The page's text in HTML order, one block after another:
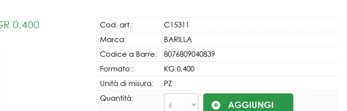
E-mail:
Password:
Hai perso la password?
0.400 Cod. art.:
C15311
Marca:
BARILLA
Codice a Barre:
8076809040839
Formato::
KG.0,400
Unità di misura:
PZ
Quantità: